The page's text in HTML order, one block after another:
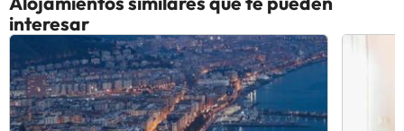
interesar